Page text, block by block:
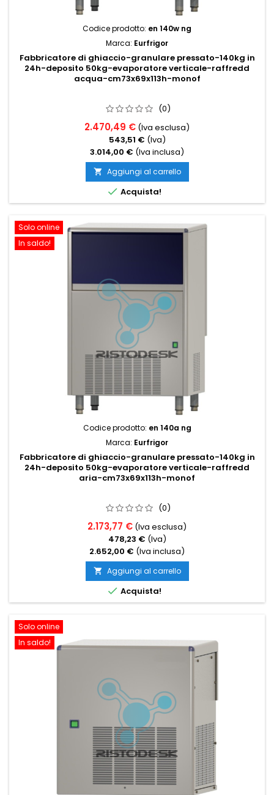
Codice prodotto: en 140w ng
Marca: Eurfrigor
Fabbricatore di ghiaccio-granulare pressato-140kg in
24h-deposito 50kg-evaporatore verticale-raffredd
acqua-cm73x69x113h-monof
(0)
2.470,49 € (Iva esclusa)
543,51 € (Iva)
3.014,00 € (Iva inclusa)
 Aggiungi al carrello
 Acquista!
Solo online
In saldo!
Codice prodotto: en 140a ng
Marca: Eurfrigor
Fabbricatore di ghiaccio-granulare pressato-140kg in
24h-deposito 50kg-evaporatore verticale-raffredd
aria-cm73x69x113h-monof
(0)
2.173,77 € (Iva esclusa)
478,23 € (Iva)
2.652,00 € (Iva inclusa)
 Aggiungi al carrello
 Acquista!
Solo online
In saldo!